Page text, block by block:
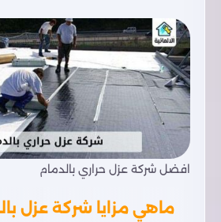
افضل شركة عزل حراري بالدمام
ماهي مزايا شركة عزل